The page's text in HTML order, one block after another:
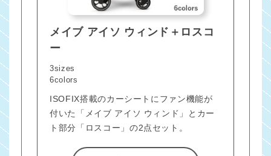
メイブ アイソ ウィンド＋ロスコ
ー
3sizes
6colors
ISOFIX搭載のカーシートにファン機能が
付いた「メイブ アイソ ウィンド」とカー
ト部分「ロスコー」の2点セット。